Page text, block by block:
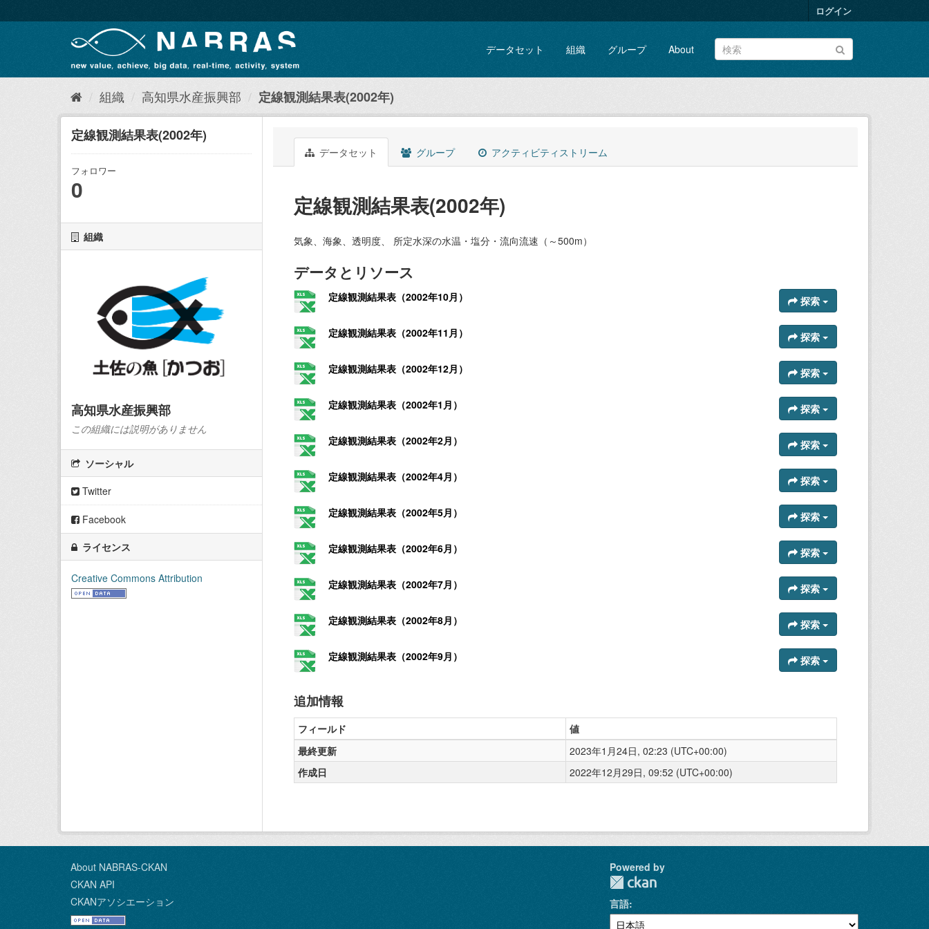
キ
て
ログイン
データセット 組織 グループ About
組織 高知県水産振興部 定線観測結果表(2002年)
定線観測結果表(2002年)
フォロワー
0
組織
高知県水産振興部
この組織には説明がありません
ソーシャル
Twitter
Facebook
ライセンス
Creative Commons Attribution
データセット グループ アクティビティストリーム
定線観測結果表(2002年)
気象、海象、透明度、 所定水深の水温・塩分・流向流速（～500m）
データとリソース
定線観測結果表（2002年10月） 探索
定線観測結果表（2002年11月） 探索
定線観測結果表（2002年12月） 探索
定線観測結果表（2002年1月） 探索
定線観測結果表（2002年2月） 探索
定線観測結果表（2002年4月） 探索
定線観測結果表（2002年5月） 探索
定線観測結果表（2002年6月） 探索
定線観測結果表（2002年7月） 探索
定線観測結果表（2002年8月） 探索
定線観測結果表（2002年9月） 探索
追加情報
フィールド
値
最終更新
2023年1月24日, 02:23 (UTC+00:00)
作成日
2022年12月29日, 09:52 (UTC+00:00)
About NABRAS-CKAN
CKAN API
CKANアソシエーション
Powered by
言語